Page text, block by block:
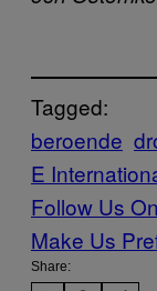
Tagged:
beroende
E
Follow Us
Make Us
Share: